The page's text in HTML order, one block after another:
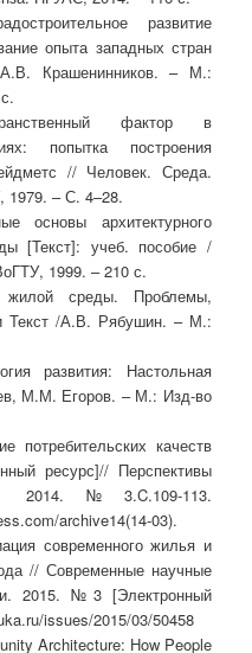
развитие
опыта западных стран
Крашенинников. – М.:
фактор в
попытка построения
// Человек. Среда.
1979. – С. 4–28.
основы архитектурного
[Текст]: учеб. пособие /
1999. – 210 с.
среды. Проблемы,
Текст /А.В. Рябушин. – М.:
развития: Настольная
М.М. Егоров. – М.: Изд-во
потребительских качеств
ресурс]// Перспективы
2014.№3.C.109-113.
archive14(14-03).
современного жилья и
// Современные научные
2015. №3 [Электронный
issues/2015/03/50458
Architecture: How People